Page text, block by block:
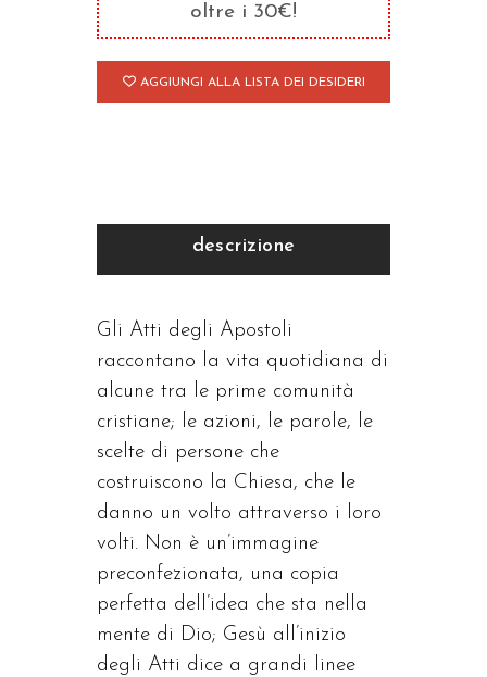
Chiesa
quantità
oltre i 30€!
AGGIUNGI ALLA LISTA DEI DESIDERI
descrizione
Gli Atti degli Apostoli
raccontano la vita quotidiana di
alcune tra le prime comunità
cristiane; le azioni, le parole, le
scelte di persone che
costruiscono la Chiesa, che le
danno un volto attraverso i loro
volti. Non è un’immagine
preconfezionata, una copia
perfetta dell’idea che sta nella
mente di Dio; Gesù all’inizio
degli Atti dice a grandi linee